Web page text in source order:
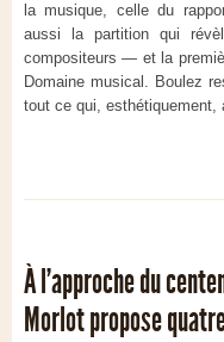
la musique, celle du
aussi la partition qui
compositeurs — et la
Domaine musical. Boulez
tout ce qui, esthétiquement,
À l’approche du
Morlot propose